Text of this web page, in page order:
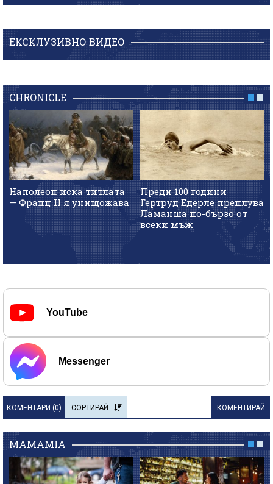
ЕКСКЛУЗИВНО ВИДЕО
CHRONICLE
Наполеон иска титлата
— Франц II я унищожава
Преди 100 години
Гертруд Едерле преплува
Ламанша по-бързо от
всеки мъж
YouTube
Messenger
КОМЕНТАРИ (0) СОРТИРАЙ КОМЕНТИРАЙ
MAMAMIA